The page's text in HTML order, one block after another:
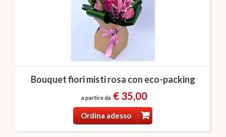
Bouquet fiori misti rosa con eco-packing
a partire da € 35,00
Ordina adesso